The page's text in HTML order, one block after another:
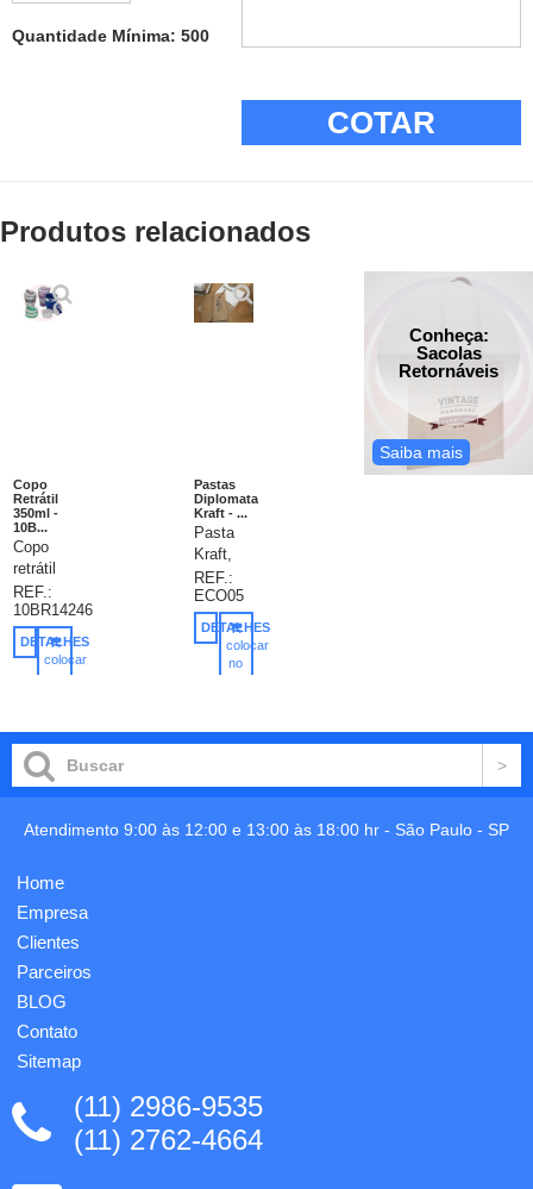
Quantidade Mínima: 500
COTAR
Produtos relacionados
Copo
Retrátil
350ml -
10B...
Copo
retrátil
350ml
de
silicone,
livre de
BPA.
de
encaixe
com
para o
suporte
plástico
branco
utilizado
para
susten...
REF.:
10BR14246
DETALHES
colocar
Pastas
Diplomata
Kraft - ...
Pasta
Kraft,
pasta
diplomata
em
papel
em 1
bloco
folhas
REF.:
ECO05
DETALHES
colocar
no
Conheça:
Sacolas
Retornáveis
Saiba mais
Atendimento 9:00 às 12:00 e 13:00 às 18:00 hr - São Paulo - SP
Home
Empresa
Clientes
Parceiros
BLOG
Contato
Sitemap
(11) 2986-9535
(11) 2762-4664